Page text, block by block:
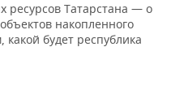
ресурсов Татарстана — о
накопленного
будет республика